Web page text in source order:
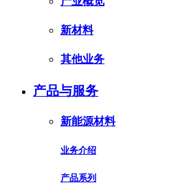
新材料
其他业务
产品与服务
新能源材料
业务介绍
产品系列